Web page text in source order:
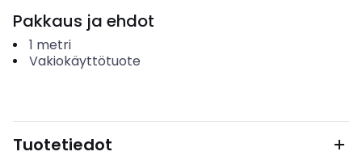
Pakkaus ja ehdot
1 metri
Vakiokäyttötuote
Tuotetiedot